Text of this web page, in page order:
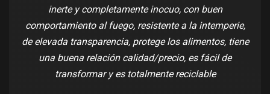
inerte y completamente inocuo, con buen
comportamiento al fuego, resistente a la intemperie,
de elevada transparencia, protege los alimentos, tiene
una buena relación calidad/precio, es fácil de
transformar y es totalmente reciclable